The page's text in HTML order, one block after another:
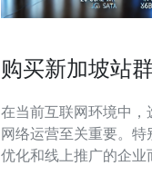
购买新加坡站
在当前互联网环境中，
网络运营至关重要。
优化和线上推广的企业